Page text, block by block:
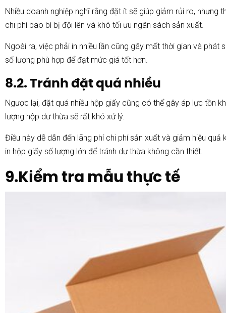
Nhiều doanh nghiệp nghĩ rằng đặt ít sẽ giúp giảm rủi ro,
chi phí bao bì bị đội lên và khó tối ưu ngân sách sản xuất.
Ngoài ra, việc phải in nhiều lần cũng gây mất thời gian và phát
số lượng phù hợp để đạt mức giá tốt hơn.
8.2. Tránh đặt quá nhiều
Ngược lại, đặt quá nhiều hộp giấy cũng có thể gây áp lực tồn
lượng hộp dư thừa sẽ rất khó xử lý.
Điều này dễ dẫn đến lãng phí chi phí sản xuất và giảm hiệu
in hộp giấy số lượng lớn để tránh dư thừa không cần thiết.
9.Kiểm tra mẫu thực tế